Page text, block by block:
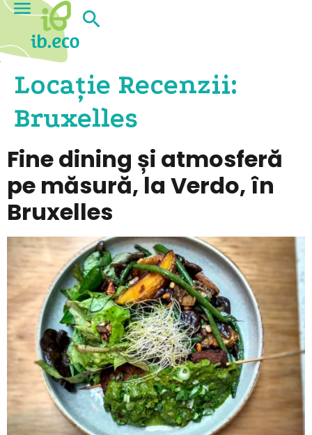
Locație Recenzii:
Bruxelles
Fine dining și atmosferă
pe măsură, la Verdo, în
Bruxelles